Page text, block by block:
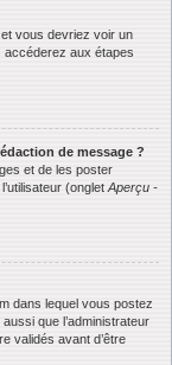
et vous devriez voir un
accéderez aux étapes
de message ?
et de les poster
(onglet Aperçu -
dans lequel vous postez
que l’administrateur
validés avant d’être